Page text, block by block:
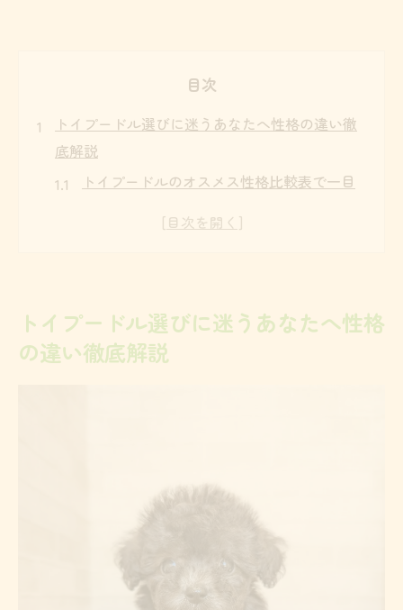
目次
トイプードル選びに迷うあなたへ性格の違い徹
底解説
トイプードルのオスメス性格比較表で一目
証
初めてでも安心なトイプードル選びのコツ
男の子トイプードルが大変と感じる場面と
女の子トイプードルの生理や気質に注目
飼い主の声で見るオスメスの違いと満足度
トイプードル選びに迷うあなたへ性格
の違い徹底解説